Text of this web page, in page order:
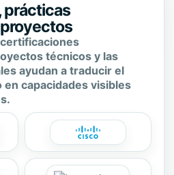
prácticas
técnicos y las
ayudan a traducir el
capacidades visibles